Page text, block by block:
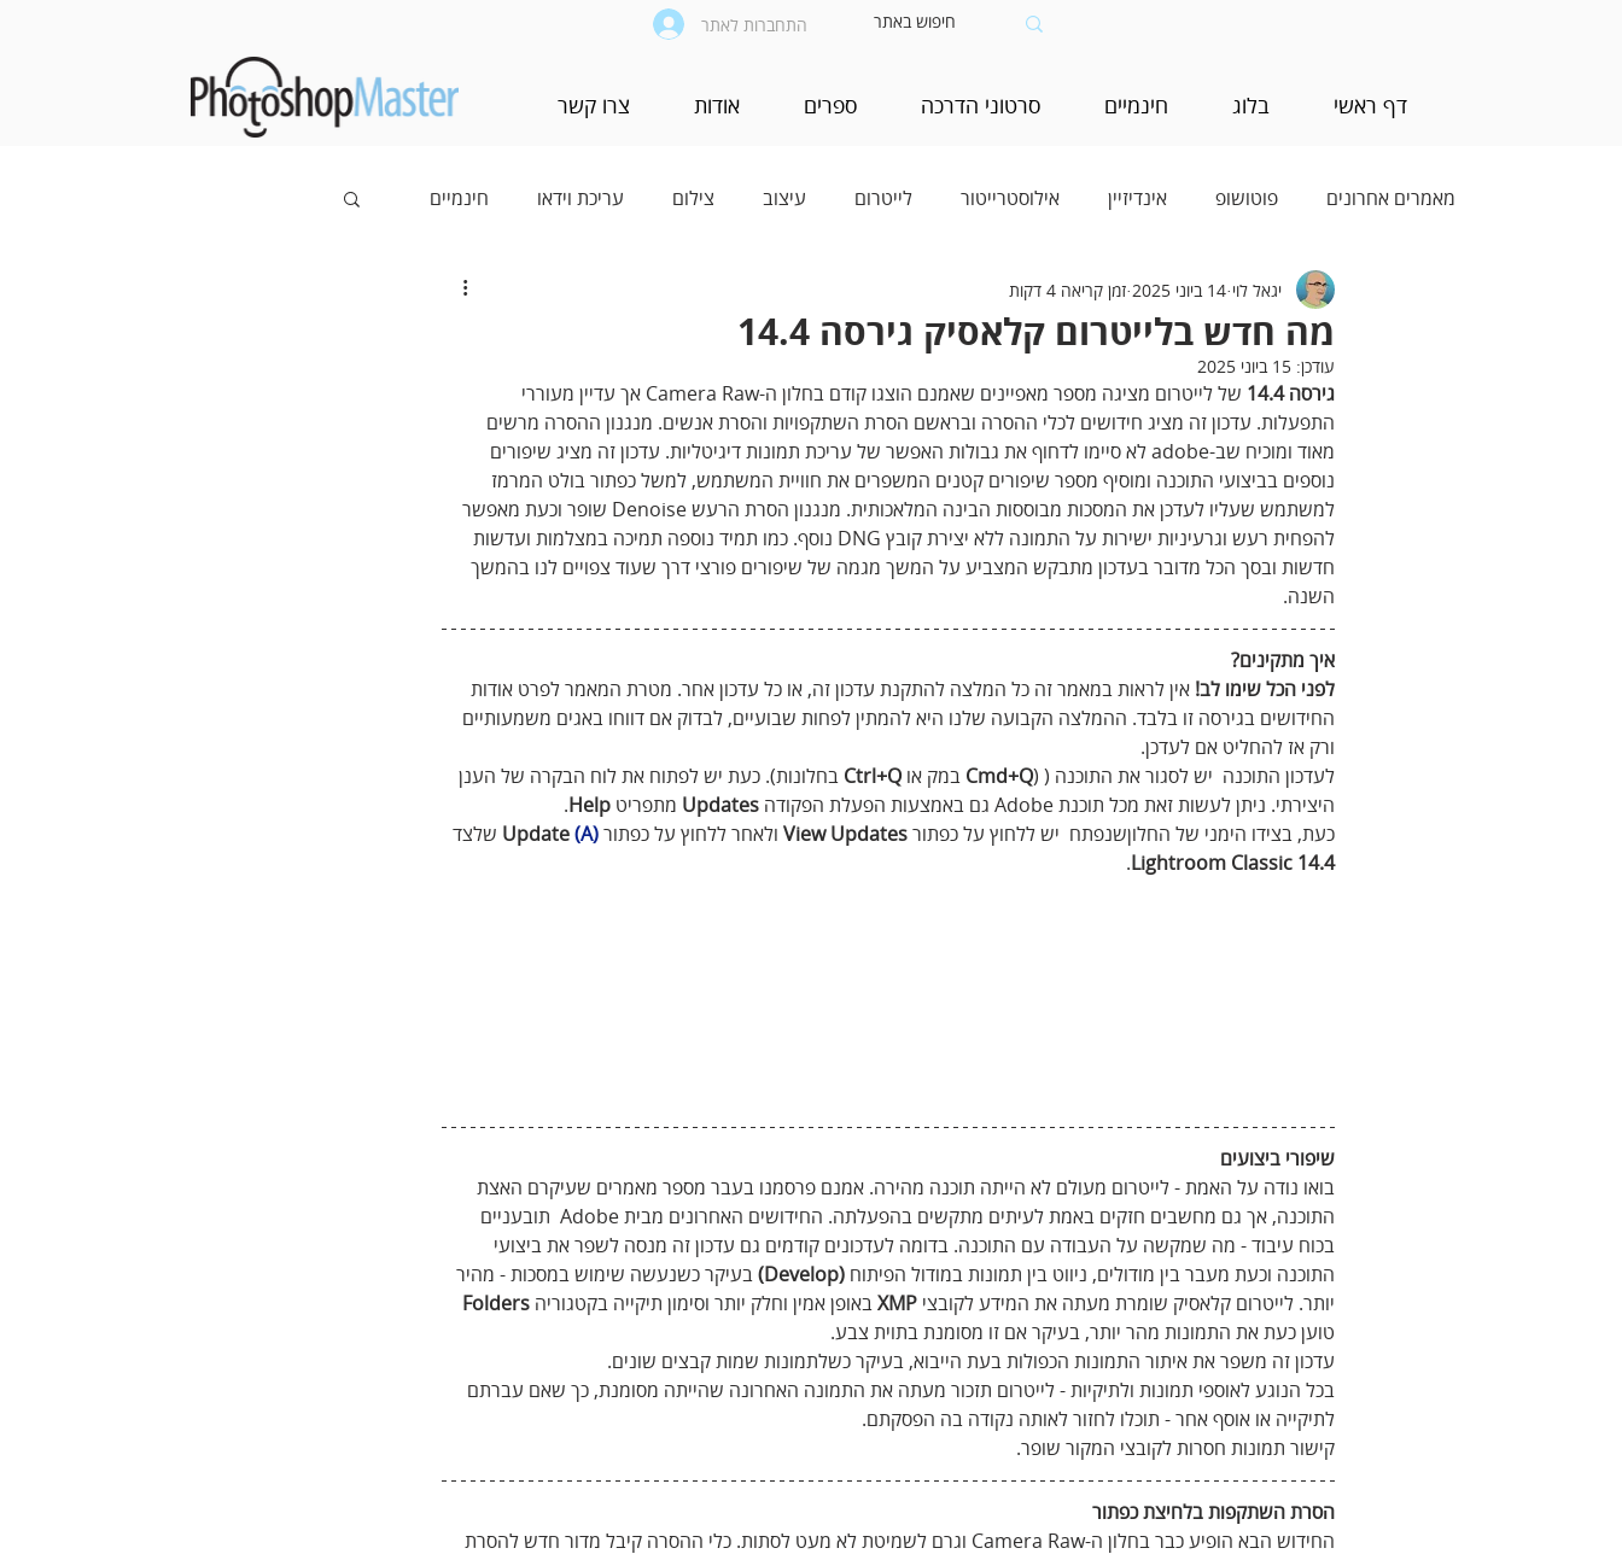
התחברות לאתר
דף ראשי בלוג חינמיים סרטוני הדרכה ספרים אודות צרו קשר
מאמרים אחרונים פוטושופ אינדיזיין אילוסטרייטור לייטרום עיצוב צילום עריכת וידאו חינמיים
בינה מלאכותית (AI)
מה חדש בלייטרום קלאסיק גירסה 14.4
יגאל לוי 14 ביוני 2025 זמן קריאה 4 דקות
עודכן: 15 ביוני 2025
גירסה 14.4
של לייטרום מציגה מספר מאפיינים שאמנם הוצגו קודם בחלון ה-Camera Raw אך עדיין מעוררי
התפעלות. עדכון זה מציג חידושים לכלי ההסרה ובראשם הסרת השתקפויות והסרת אנשים. מנגנון ההסרה מרשים
מאוד ומוכיח שב-adobe לא סיימו לדחוף את גבולות האפשר של עריכת תמונות דיגיטליות. עדכון זה מציג שיפורים
נוספים בביצועי התוכנה ומוסיף מספר שיפורים קטנים המשפרים את חוויית המשתמש, למשל כפתור בולט המרמז
למשתמש שעליו לעדכן את המסכות מבוססות הבינה המלאכותית. מנגנון הסרת הרעש Denoise שופר וכעת מאפשר
להפחית רעש וגרעיניות ישירות על התמונה ללא יצירת קובץ DNG נוסף. כמו תמיד נוספה תמיכה במצלמות ועדשות
חדשות ובסך הכל מדובר בעדכון מתבקש המצביע על המשך מגמה של שיפורים פורצי דרך שעוד צפויים לנו בהמשך
השנה.
איך מתקינים?
לפני הכל שימו לב! אין לראות במאמר זה כל המלצה להתקנת עדכון זה, או כל עדכון אחר. מטרת המאמר לפרט אודות
החידושים בגירסה זו בלבד. ההמלצה הקבועה שלנו היא להמתין לפחות שבועיים, לבדוק אם דווחו באגים משמעותיים
ורק אז להחליט אם לעדכן.
לעדכון התוכנה  יש לסגור את התוכנה ( (Cmd+Q במק או Ctrl+Q בחלונות). כעת יש לפתוח את לוח הבקרה של הענן
היצירתי. ניתן לעשות זאת מכל תוכנת Adobe גם באמצעות הפעלת הפקודה
Updates מתפריט Help
.
כעת, בצידו הימני של החלוןשנפתח  יש ללחוץ על כפתור
View Updates ולאחר ללחוץ על כפתור(A)
שלצד
Lightroom Classic 14.4
.
שיפורי ביצועים
בואו נודה על האמת - לייטרום מעולם לא הייתה תוכנה מהירה. אמנם פרסמנו בעבר מספר מאמרים שעיקרם האצת
התוכנה, אך גם מחשבים חזקים באמת לעיתים מתקשים בהפעלתה. החידושים האחרונים מבית Adobe  תובעניים
בכוח עיבוד - מה שמקשה על העבודה עם התוכנה. בדומה לעדכונים קודמים גם עדכון זה מנסה לשפר את ביצועי
התוכנה וכעת מעבר בין מודולים, ניווט בין תמונות במודול הפיתוח (Develop)
בעיקר כשנעשה שימוש במסכות - מהיר
יותר. לייטרום קלאסיק שומרת מעתה את המידע לקובצי XMP באופן אמין וחלק יותר וסימון תיקייה בקטגוריה Folders
טוען כעת את התמונות מהר יותר, בעיקר אם זו מסומנת בתוית צבע.
עדכון זה משפר את איתור התמונות הכפולות בעת הייבוא, בעיקר כשלתמונות שמות קבצים שונים.
בכל הנוגע לאוספי תמונות ולתיקיות - לייטרום תזכור מעתה את התמונה האחרונה שהייתה מסומנת, כך שאם עברתם
לתיקייה או אוסף אחר - תוכלו לחזור לאותה נקודה בה הפסקתם.
קישור תמונות חסרות לקובצי המקור שופר.
הסרת השתקפות בלחיצת כפתור
החידוש הבא הופיע כבר בחלון ה-Camera Raw וגרם לשמיטת לא מעט לסתות. כלי ההסרה קיבל מדור חדש להסרת